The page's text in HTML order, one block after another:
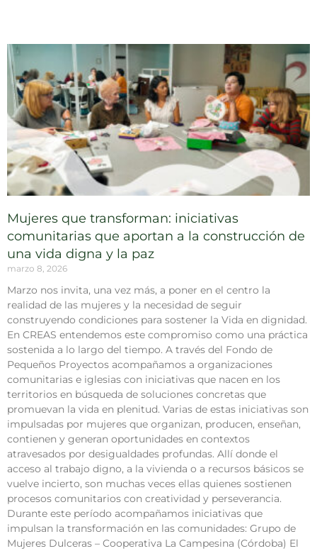
Mujeres que transforman: iniciativas
comunitarias que aportan a la construcción de
una vida digna y la paz
marzo 8, 2026
Marzo nos invita, una vez más, a poner en el centro la
realidad de las mujeres y la necesidad de seguir
construyendo condiciones para sostener la Vida en dignidad.
En CREAS entendemos este compromiso como una práctica
sostenida a lo largo del tiempo. A través del Fondo de
Pequeños Proyectos acompañamos a organizaciones
comunitarias e iglesias con iniciativas que nacen en los
territorios en búsqueda de soluciones concretas que
promuevan la vida en plenitud. Varias de estas iniciativas son
impulsadas por mujeres que organizan, producen, enseñan,
contienen y generan oportunidades en contextos
atravesados por desigualdades profundas. Allí donde el
acceso al trabajo digno, a la vivienda o a recursos básicos se
vuelve incierto, son muchas veces ellas quienes sostienen
procesos comunitarios con creatividad y perseverancia.
Durante este período acompañamos iniciativas que
impulsan la transformación en las comunidades: Grupo de
Mujeres Dulceras – Cooperativa La Campesina (Córdoba) El